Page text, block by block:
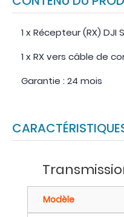
1 x Récepteur (RX) DJI
1 x RX vers câble de
Garantie : 24 mois
Modèle